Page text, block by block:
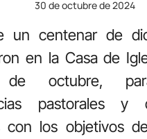
30 de octubre de 2024
un centenar de
en la Casa de
de octubre,
pastorales y
con los objetivos